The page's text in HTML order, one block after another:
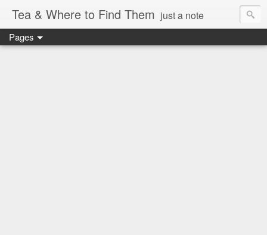
Tea & Where to Find Them just a note
Pages